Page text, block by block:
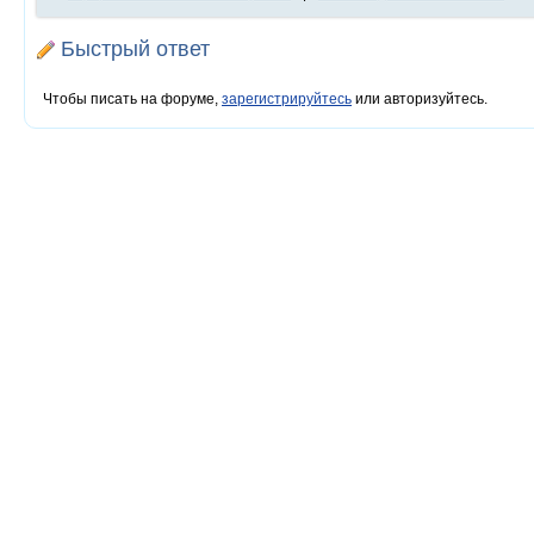
Быстрый ответ
Чтобы писать на форуме, зарегистрируйтесь или авторизуйтесь.